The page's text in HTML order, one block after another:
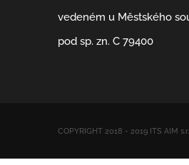
vedeném u Městského
pod sp. zn. C 79400
COPYRIGHT 2018 - 2019 ITS AIM